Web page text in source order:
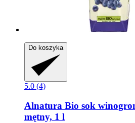
Do koszyka
5.0 (4)
Alnatura Bio sok
mętny, 1 l